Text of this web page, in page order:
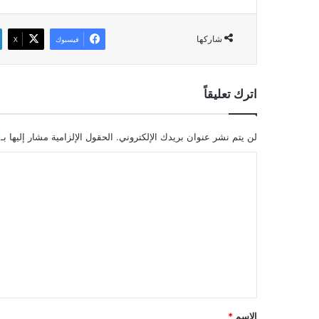
شاركها فيسبوك ‫X
اترك تعليقاً
لن يتم نشر عنوان بريدك الإلكتروني. الحقول الإلزامية مشار إليها بـ
*
الاسم *